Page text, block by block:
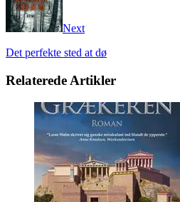
Next
Det perfekte sted at dø
Relaterede Artikler